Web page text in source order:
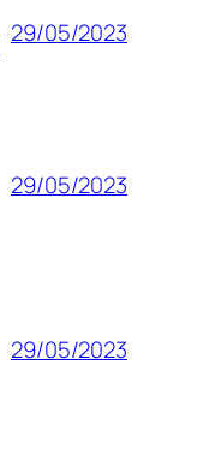
29/05/2023
29/05/2023
29/05/2023